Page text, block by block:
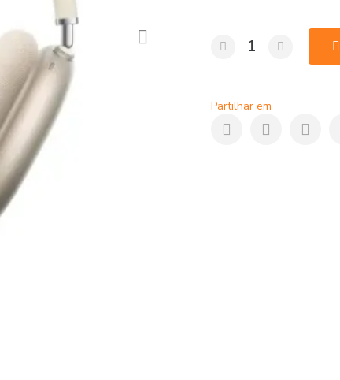
qualidade é mais do
comprar este incrível
comprar o AirPods
Partilhar em